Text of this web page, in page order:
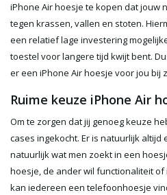
iPhone Air hoesje te kopen dat jouw
tegen krassen, vallen en stoten.
een relatief lage investering
toestel voor langere tijd kwijt bent.
er een iPhone Air hoesje voor jou bij
Ruime keuze iPhone Air
Om te zorgen dat jij genoeg keuze
cases ingekocht. Er is natuurlijk altijd
natuurlijk wat men zoekt in een
hoesje, de ander wil functionaliteit
kan iedereen een telefoonhoesje